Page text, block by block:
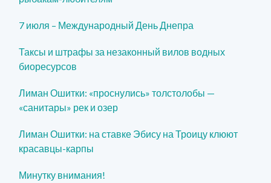
7 июля – Международный День Днепра
Таксы и штрафы за незаконный вилов водных
биоресурсов
Лиман Ошитки: «проснулись» толстолобы —
«санитары» рек и озер
Лиман Ошитки: на ставке Эбису на Троицу клюют
красавцы-карпы
Минутку внимания!